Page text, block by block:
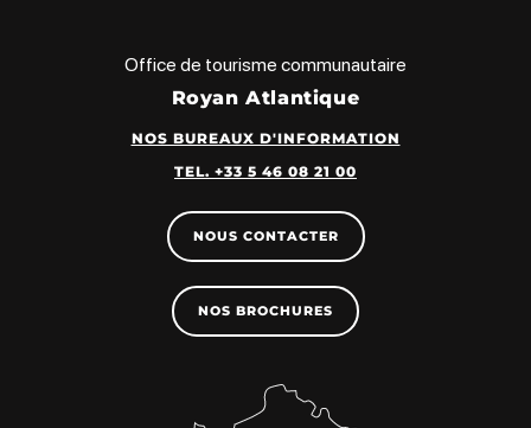
Office de tourisme communautaire
Royan Atlantique
NOS BUREAUX D'INFORMATION
TEL. +33 5 46 08 21 00
NOUS CONTACTER
NOS BROCHURES